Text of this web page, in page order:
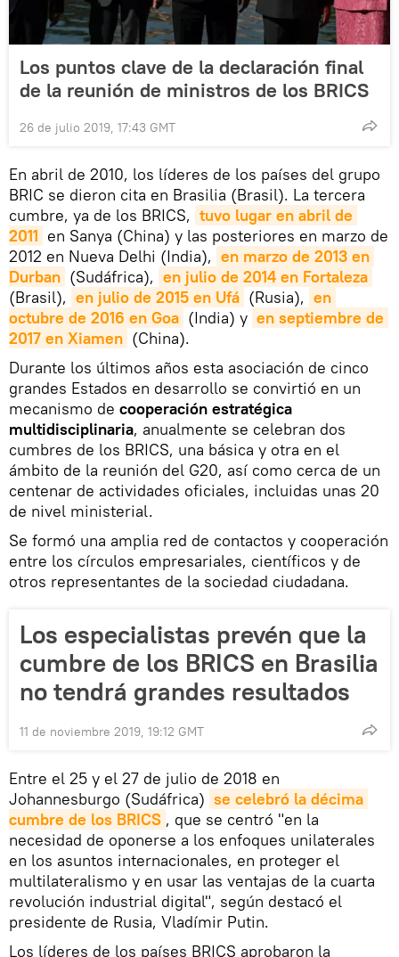
Los puntos clave de la declaración final
de la reunión de ministros de los BRICS
26 de julio 2019, 17:43 GMT
En abril de 2010, los líderes de los países del grupo
BRIC se dieron cita en Brasilia (Brasil). La tercera
cumbre, ya de los BRICS, tuvo lugar en abril de
2011 en Sanya (China) y las posteriores en marzo de
2012 en Nueva Delhi (India), en marzo de 2013 en
Durban (Sudáfrica), en julio de 2014 en Fortaleza
(Brasil), en julio de 2015 en Ufá (Rusia), en
octubre de 2016 en Goa (India) y en septiembre de
2017 en Xiamen (China).
Durante los últimos años esta asociación de cinco
grandes Estados en desarrollo se convirtió en un
mecanismo de cooperación estratégica
multidisciplinaria, anualmente se celebran dos
cumbres de los BRICS, una básica y otra en el
ámbito de la reunión del G20, así como cerca de un
centenar de actividades oficiales, incluidas unas 20
de nivel ministerial.
Se formó una amplia red de contactos y cooperación
entre los círculos empresariales, científicos y de
otros representantes de la sociedad ciudadana.
Los especialistas prevén que la
cumbre de los BRICS en Brasilia
no tendrá grandes resultados
11 de noviembre 2019, 19:12 GMT
Entre el 25 y el 27 de julio de 2018 en
Johannesburgo (Sudáfrica) se celebró la décima
cumbre de los BRICS , que se centró "en la
necesidad de oponerse a los enfoques unilaterales
en los asuntos internacionales, en proteger el
multilateralismo y en usar las ventajas de la cuarta
revolución industrial digital", según destacó el
presidente de Rusia, Vladímir Putin.
Los líderes de los países BRICS aprobaron la